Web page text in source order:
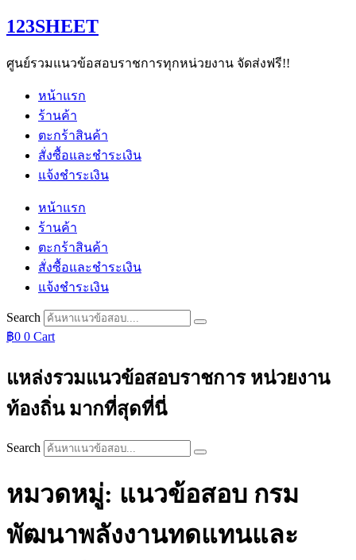
Skip
to
123SHEET
ศูนย์รวมแนวข้อสอบราชการทุกหน่วยงาน จัดส่งฟรี!!
หน้าแรก
ร้านค้า
ตะกร้าสินค้า
สั่งซื้อและชำระเงิน
แจ้งชำระเงิน
หน้าแรก
ร้านค้า
ตะกร้าสินค้า
สั่งซื้อและชำระเงิน
แจ้งชำระเงิน
Search
฿0 0 Cart
แหล่งรวมแนวข้อสอบราชการ หน่วยงาน
ท้องถิ่น มากที่สุดที่นี่
Search
หมวดหมู่: แนวข้อสอบ กรม
พัฒนาพลังงานทดแทนและ